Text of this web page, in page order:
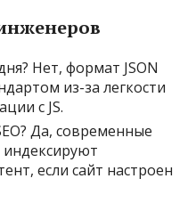
Нет, формат JSON
из-за легкости
с JS.
Да, современные
если сайт настроен